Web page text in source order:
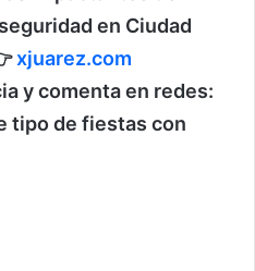
en Ciudad
xjuarez.com
y comenta en redes:
tipo de fiestas con